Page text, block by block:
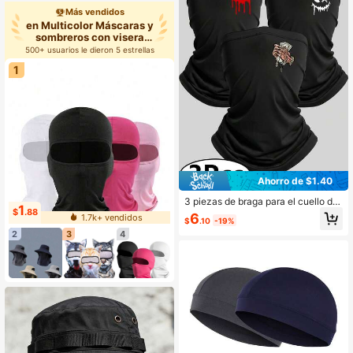
motocicleta, snowboard
Más vendidos
en Multicolor Máscaras y
sombreros con visera
para
500+ usuarios le dieron 5 estrellas
1
$1.88
1.7k+ vendidos
2
3 4
Ahorro de $1.40
3 piezas de braga para el cuello de
verano con protección UV, enfriami
ento, estampado, máscara facial, b
$6.10 -19%